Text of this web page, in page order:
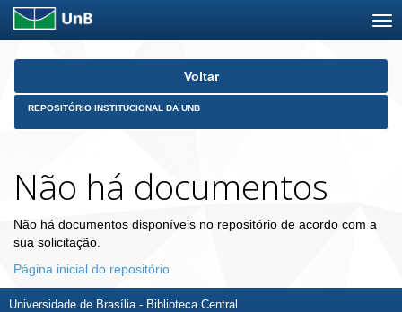
Skip
Voltar
REPOSITÓRIO INSTITUCIONAL DA UNB
Não há documentos
Não há documentos disponíveis no repositório de acordo com a
sua solicitação.
Página inicial do repositório
Universidade de Brasília - Biblioteca Central